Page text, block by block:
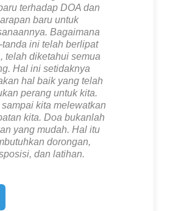
terhadap DOA dan
baru untuk
Bagaimana
tanda ini telah berlipat
telah diketahui semua
Hal ini setidaknya
hal baik yang telah
perang untuk kita.
kita melewatkan
kita. Doa bukanlah
yang mudah. Hal itu
dorongan,
dan latihan.